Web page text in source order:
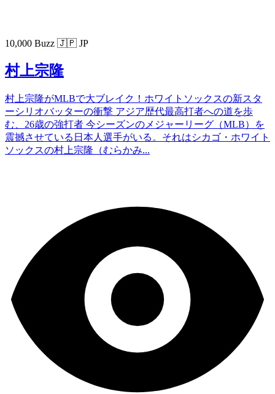
10,000 Buzz 🇯🇵 JP
村上宗隆
村上宗隆がMLBで大ブレイク！ホワイトソックスの新スタ
ーシリオバッターの衝撃 アジア歴代最高打者への道を歩
む、26歳の強打者 今シーズンのメジャーリーグ（MLB）を
震撼させている日本人選手がいる。それはシカゴ・ホワイト
ソックスの村上宗隆（むらかみ...